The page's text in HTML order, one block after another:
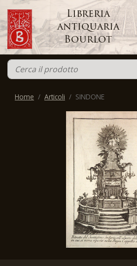
Libreria
antiquaria
Bourlot
Home Articoli SINDONE